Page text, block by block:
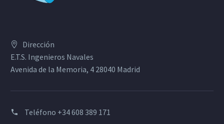
Dirección
E.T.S. Ingenieros Navales
Avenida de la Memoria, 4 28040 Madrid
Teléfono +34 608 389 171